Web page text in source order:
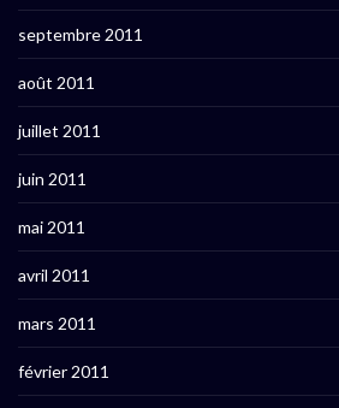
septembre 2011
août 2011
juillet 2011
juin 2011
mai 2011
avril 2011
mars 2011
février 2011